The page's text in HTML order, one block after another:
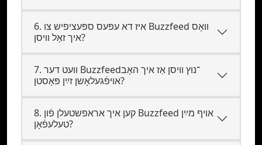
6. איז דא עפּעס ספּעציפיש צו Buzzfeed וואָס
איך זאָל וויסן?
7. װעט דער Buzzfeed־נוץ וויסן אַז איך האָב
אױפֿגעלאָשן זײַן פּאָסטן?
8. קען איך אראפשטעלן פֿון Buzzfeed אויף מײַן
טעלעפֿאָן?